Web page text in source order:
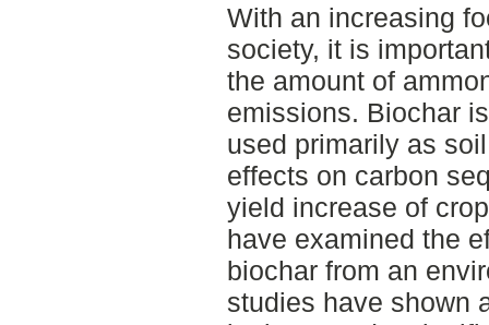
With an increasing
society, it is
the amount of
emissions. Biochar
used primarily as
effects on carbon
yield increase of
have examined the
biochar from an
studies have shown